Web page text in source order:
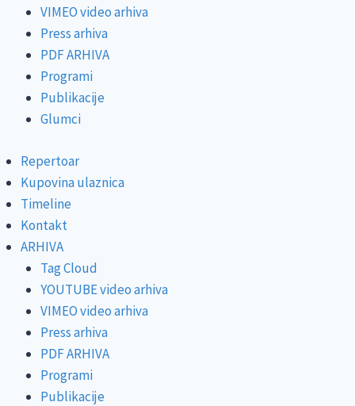
VIMEO video arhiva
Press arhiva
PDF ARHIVA
Programi
Publikacije
Glumci
Repertoar
Kupovina ulaznica
Timeline
Kontakt
ARHIVA
Tag Cloud
YOUTUBE video arhiva
VIMEO video arhiva
Press arhiva
PDF ARHIVA
Programi
Publikacije